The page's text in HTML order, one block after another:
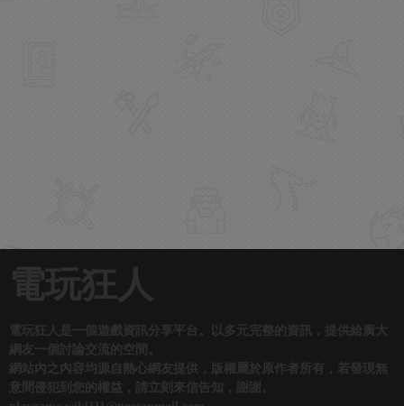
電玩狂人
電玩狂人是一個遊戲資訊分享平台。以多元完整的資訊，提供給廣大
網友一個討論交流的空間。
網站內之內容均源自熱心網友提供，版權屬於原作者所有，若發現無
意間侵犯到您的權益，請立刻來信告知，謝謝。